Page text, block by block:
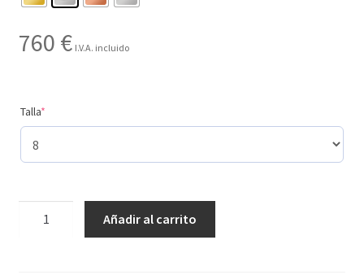
760 € I.V.A. incluido
Talla*(required)
Añadir al carrito